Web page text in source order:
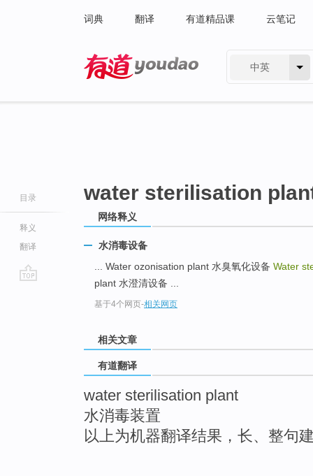
词典 翻译 有道精品课 云笔记
中英
目录
释义
翻译
water sterilisation
网络释义
水消毒设备
... Water ozonisation plant 水臭氧化设备 Water
plant 水澄清设备 ...
基于4个网页-相关网页
相关文章
有道翻译
water sterilisation plant
水消毒装置
以上为机器翻译结果，长、整句